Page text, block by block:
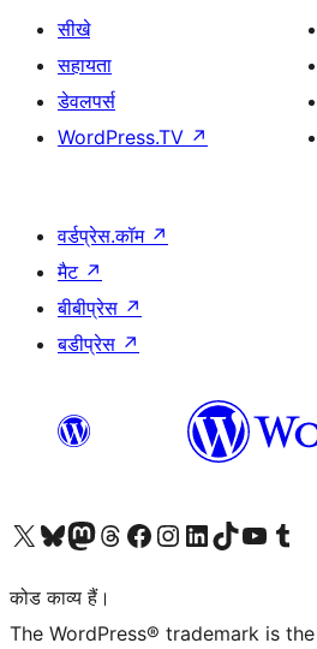
सीखे
सहायता
डेवलपर्स
WordPress.TV ↗
वर्डप्रेस.कॉम ↗
मैट ↗
बीबीप्रेस ↗
बडीप्रेस ↗
Visit our X (formerly Twitter) account
हमारे बलुस्की खाते पर जाएँVisit our Mastodon account
हमारे थ्रेड्स अकाउंट पर जाएंहमारे फेसबुक पेज पर जाएँहमारे इंस्टाग्राम अकाउंट पर जाएंहमारे लिंक्डइन खाते पर जाएँहमारे टिकटॉक खाते पर जाएँहमारे यूट्यूब चैनल पर जाएंहमारे Tumblr खाते पर जाएँ
कोड काव्य हैं।
The WordPress® trademark is